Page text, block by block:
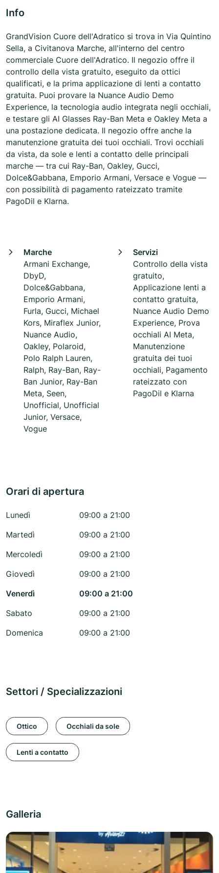
Info
GrandVision Cuore dell'Adratico si trova in Via Quintino
Sella, a Civitanova Marche, all'interno del centro
commerciale Cuore dell'Adratico. Il negozio offre il
controllo della vista gratuito, eseguito da ottici
qualificati, e la prima applicazione di lenti a contatto
gratuita. Puoi provare la Nuance Audio Demo
Experience, la tecnologia audio integrata negli occhiali,
e testare gli AI Glasses Ray-Ban Meta e Oakley Meta a
una postazione dedicata. Il negozio offre anche la
manutenzione gratuita dei tuoi occhiali. Trovi occhiali
da vista, da sole e lenti a contatto delle principali
marche — tra cui Ray-Ban, Oakley, Gucci,
Dolce&Gabbana, Emporio Armani, Versace e Vogue —
con possibilità di pagamento rateizzato tramite
PagoDil e Klarna.
Marche
Armani Exchange,
DbyD,
Dolce&Gabbana,
Emporio Armani,
Furla, Gucci, Michael
Kors, Miraflex Junior,
Nuance Audio,
Oakley, Polaroid,
Polo Ralph Lauren,
Ralph, Ray-Ban, Ray-
Ban Junior, Ray-Ban
Meta, Seen,
Unofficial, Unofficial
Junior, Versace,
Vogue
Servizi
Controllo della vista
gratuito,
Applicazione lenti a
contatto gratuita,
Nuance Audio Demo
Experience, Prova
occhiali AI Meta,
Manutenzione
gratuita dei tuoi
occhiali, Pagamento
rateizzato con
PagoDil e Klarna
Orari di apertura
Lunedì
09:00 a 21:00
Martedì
09:00 a 21:00
Mercoledì
09:00 a 21:00
Giovedì
09:00 a 21:00
Venerdì
09:00 a 21:00
Sabato
09:00 a 21:00
Domenica
09:00 a 21:00
Settori / Specializzazioni
Ottico Occhiali da sole
Lenti a contatto
Galleria